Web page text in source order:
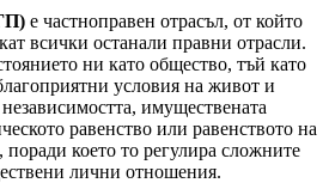
е частноправен отрасъл, от който
всички останали правни отрасли.
ни като общество, тъй като
условия на живот и
имуществената
равенство или равенството на
поради което то регулира сложните
лични отношения.